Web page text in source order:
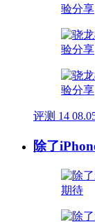
评测 14
除了